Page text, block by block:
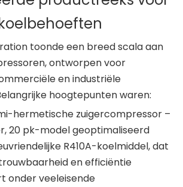
toonde een breed scala aan
ontworpen voor
en industriële
hoogtepunten waren:
hermetische zuigercompressor –
20 pk-model geoptimaliseerd
R410A-koelmiddel, dat
en efficiëntie
onder veeleisende